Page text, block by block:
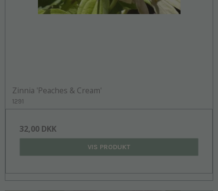
Zinnia 'Peaches & Cream'
1291
32,00 DKK
VIS PRODUKT